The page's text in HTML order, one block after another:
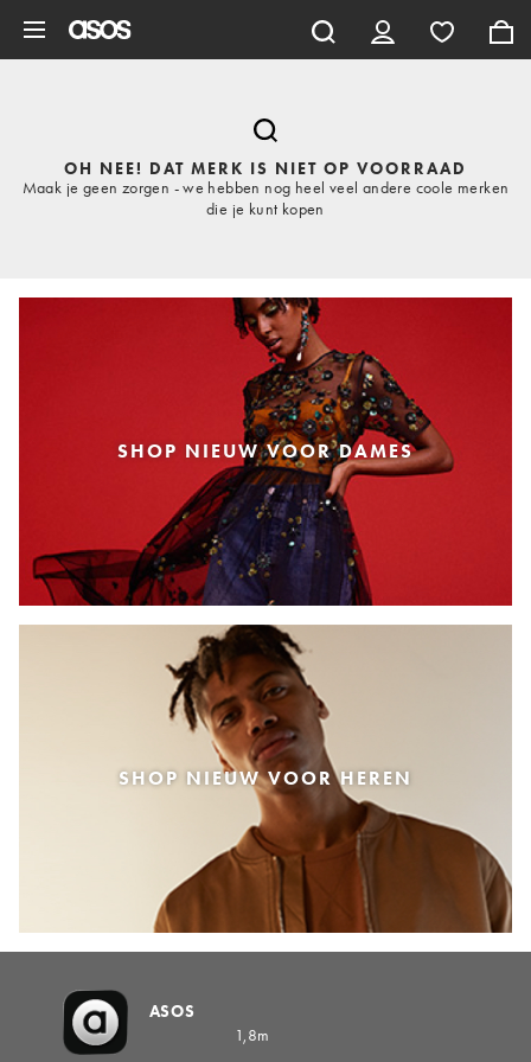
OH NEE! DAT MERK IS NIET OP VOORRAAD
Maak je geen zorgen - we hebben nog heel veel andere coole merken
die je kunt kopen
SHOP NIEUW VOOR DAMES
SHOP NIEUW VOOR HEREN
ASOS
1,8m